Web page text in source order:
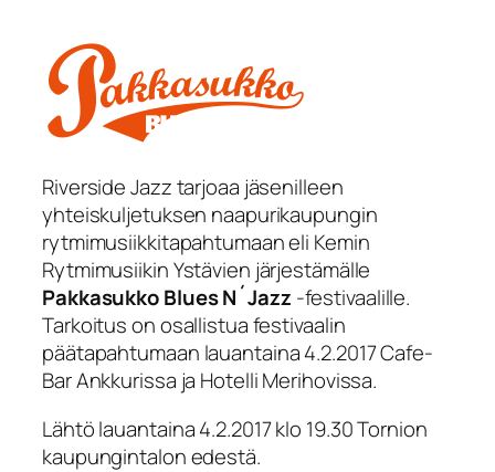
Riverside Jazz tarjoaa jäsenilleen
yhteiskuljetuksen naapurikaupungin
rytmimusiikkitapahtumaan eli Kemin
Rytmimusiikin Ystävien järjestämälle
Pakkasukko Blues N´Jazz -festivaalille.
Tarkoitus on osallistua festivaalin
päätapahtumaan lauantaina 4.2.2017 Cafe-
Bar Ankkurissa ja Hotelli Merihovissa.
Lähtö lauantaina 4.2.2017 klo 19.30 Tornion
kaupungintalon edestä.